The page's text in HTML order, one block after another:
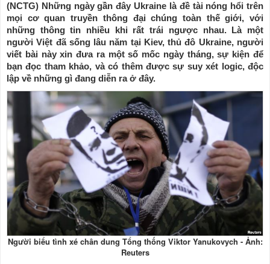
(NCTG) Những ngày gần đây Ukraine là đề tài nóng hổi trên
mọi cơ quan truyền thông đại chúng toàn thế giới, với
những thông tin nhiều khi rất trái ngược nhau. Là một
người Việt đã sống lâu năm tại Kiev, thủ đô Ukraine, người
viết bài này xin đưa ra một số mốc ngày tháng, sự kiện để
bạn đọc tham khảo, và có thêm được sự suy xét logic, độc
lập về những gì đang diễn ra ở đây.
Người biểu tình xé chân dung Tổng thống Viktor Yanukovych - Ảnh:
Reuters